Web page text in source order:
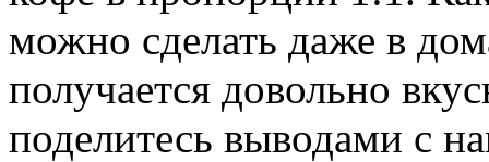
можно сделать даже в
получается довольно
поделитесь выводами с